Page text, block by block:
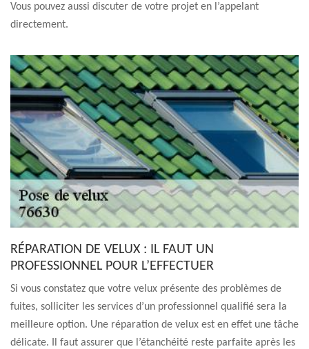
Vous pouvez aussi discuter de votre projet en l’appelant
directement.
RÉPARATION DE VELUX : IL FAUT UN
PROFESSIONNEL POUR L’EFFECTUER
Si vous constatez que votre velux présente des problèmes de
fuites, solliciter les services d’un professionnel qualifié sera la
meilleure option. Une réparation de velux est en effet une tâche
délicate. Il faut assurer que l’étanchéité reste parfaite après les